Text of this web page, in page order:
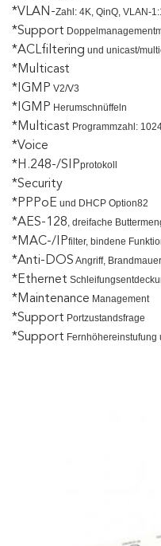
*VLAN-Zahl: 4K, QinQ, VLAN-
*Support
*ACLfiltering und unicast/
*Multicast
*IGMP V2/V3
*IGMP Herumschnüffeln
*Multicast Programmzahl:
*Voice
*H.248-/SIPprotokoll
*Security
*PPPoE und DHCP Option82
*AES-128, dreifache
*MAC-/IPfilter, bindene
*Anti-DOS Angriff,
*Ethernet
*Maintenance Management
*Support Portzustandsfrage
*Support